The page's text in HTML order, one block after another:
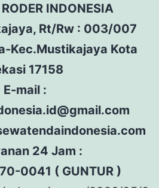
INDONESIA
Rt/Rw : 003/007
Kec.Mustikajaya Kota
17158
E-mail :
24 Jam :
0041 ( GUNTUR )